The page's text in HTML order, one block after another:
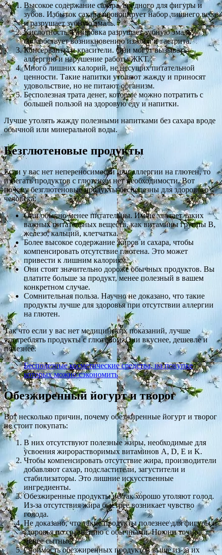
Высокое содержание сахара, вредного для фигуры и
зубов. Избыток сахара провоцирует набор лишнего веса
и разрушает зубную эмаль.
Кислотность. Газировка разрушает зубную эмаль,
способствует возникновению изжоги и гастрита.
Консерванты и красители. Они могут вызывать
аллергию и нарушение работы ЖКТ.
Много лишних калорий, не несущих питательной
ценности. Такие напитки утоляют жажду и приносят
удовольствие, но не питают организм.
Бесполезная трата денег, которые можно потратить с
большей пользой на здоровую еду и напитки.
Лучше утолять жажду полезными напитками без сахара вроде
обычной или минеральной воды.
Безглютеновые продукты
Если у вас нет непереносимости или аллергии на глютен, то
избегать продуктов с глютеном нет необходимости. Вот
почему безглютеновые продукты бесполезны для здорового
человека:
Они обычно менее питательны. Им не хватает таких
важных питательных веществ, как витамины группы B,
железо, кальций, клетчатка.
Более высокое содержание жиров и сахара, чтобы
компенсировать отсутствие глютена. Это может
привести к лишним калориям.
Они стоят значительно дороже обычных продуктов. Вы
платите больше за продукт, менее полезный в вашем
конкретном случае.
Сомнительная польза. Научно не доказано, что такие
продукты лучше для здоровья при отсутствии аллергии
на глютен.
Так что если у вас нет медицинских показаний, лучше
употреблять продукты с глютеном. Они вкуснее, дешевле и
полезнее.
Бесполезные косметические средства, на покупке
которых можно сэкономить
Обезжиренный йогурт и творог
Вот несколько причин, почему обезжиренные йогурт и творог
не стоит покупать:
В них отсутствуют полезные жиры, необходимые для
усвоения жирорастворимых витаминов А, D, E и K.
Чтобы компенсировать отсутствие жира, производители
добавляют сахар, подсластители, загустители и
стабилизаторы. Это лишние искусственные
ингредиенты.
Обезжиренные продукты не так хорошо утоляют голод.
Из-за отсутствия жира быстрее возникает чувство
голода.
Не доказано, что такие продукты полезнее для фигуры и
здоровья по сравнению с обычными. Но они точно
менее сытные.
Стоимость обезжиренных продуктов выше из-за их